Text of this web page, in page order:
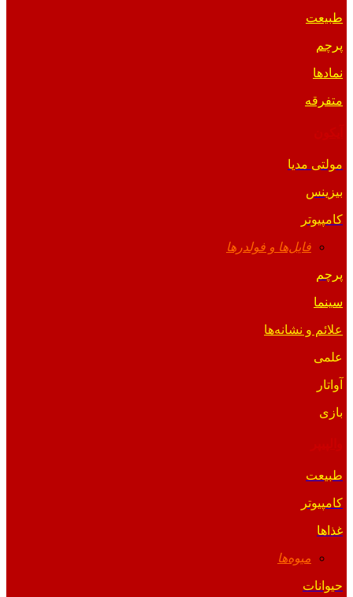
طبیعت
پرچم
نمادها
متفرقه
مولتی مدیا
بیزینس
کامپیوتر
فایل‌ها و فولدرها
پرچم
سینما
علائم و نشانه‌ها
علمی
آواتار
بازی
طبیعت
کامپیوتر
غذاها
میوه‌ها
حیوانات